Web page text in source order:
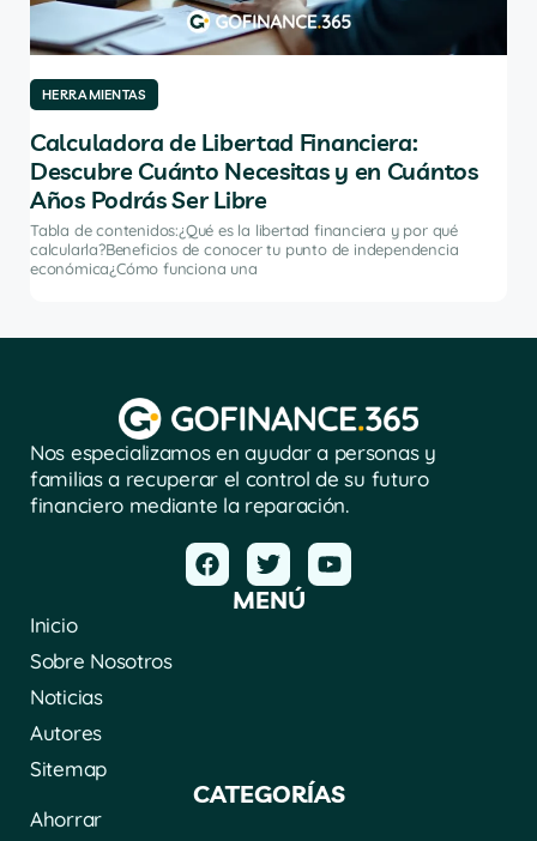
HERRAMIENTAS
Calculadora de Libertad Financiera:
Descubre Cuánto Necesitas y en Cuántos
Años Podrás Ser Libre
Tabla de contenidos:¿Qué es la libertad financiera y por qué
calcularla?Beneficios de conocer tu punto de independencia
económica¿Cómo funciona una
Nos especializamos en ayudar a personas y
familias a recuperar el control de su futuro
financiero mediante la reparación.
MENÚ
Inicio
Sobre Nosotros
Noticias
Autores
Sitemap
CATEGORÍAS
Ahorrar